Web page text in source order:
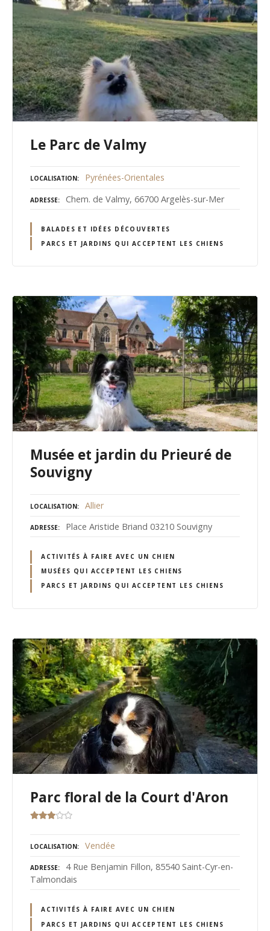
Le Parc de Valmy
LOCALISATION Pyrénées-Orientales
ADRESSE Chem. de Valmy, 66700 Argelès-sur-Mer
BALADES ET IDÉES DÉCOUVERTES
PARCS ET JARDINS QUI ACCEPTENT LES CHIENS
Musée et jardin du Prieuré de
Souvigny
LOCALISATION Allier
ADRESSE Place Aristide Briand 03210 Souvigny
ACTIVITÉS À FAIRE AVEC UN CHIEN
MUSÉES QUI ACCEPTENT LES CHIENS
PARCS ET JARDINS QUI ACCEPTENT LES CHIENS
Parc floral de la Court d'Aron
LOCALISATION Vendée
ADRESSE
4 Rue Benjamin Fillon, 85540 Saint-Cyr-en-
Talmondais
ACTIVITÉS À FAIRE AVEC UN CHIEN
PARCS ET JARDINS QUI ACCEPTENT LES CHIENS